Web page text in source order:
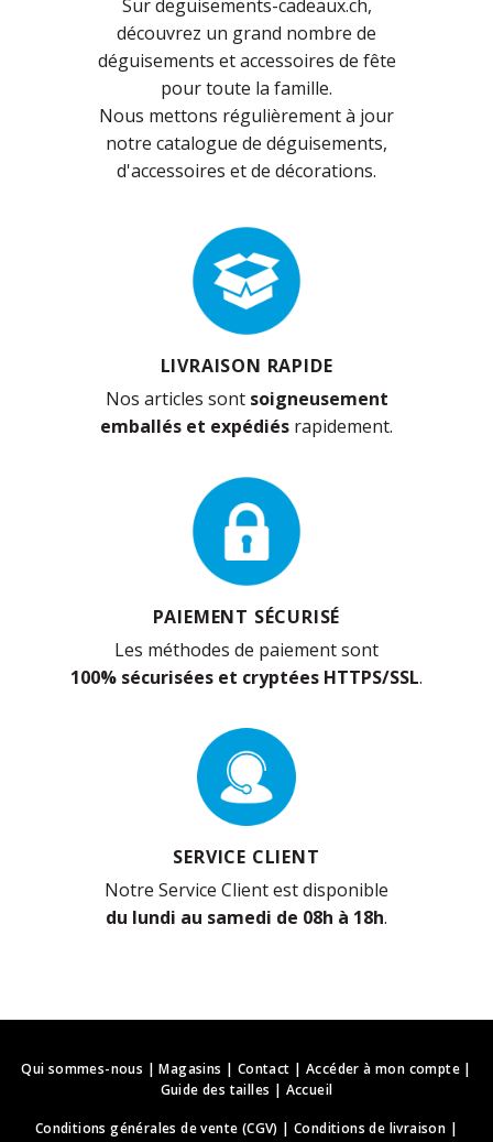
Sur deguisements-cadeaux.ch,
découvrez un grand nombre de
déguisements et accessoires de fête
pour toute la famille.
Nous mettons régulièrement à jour
notre catalogue de déguisements,
d'accessoires et de décorations.
LIVRAISON RAPIDE
Nos articles sont soigneusement
emballés et expédiés rapidement.
PAIEMENT SÉCURISÉ
Les méthodes de paiement sont
100% sécurisées et cryptées HTTPS/SSL.
SERVICE CLIENT
Notre Service Client est disponible
du lundi au samedi de 08h à 18h.
Qui sommes-nous |Magasins | Contact | Accéder à mon compte|
Guide des tailles | Accueil
Conditions générales de vente (CGV) |Conditions de livraison |